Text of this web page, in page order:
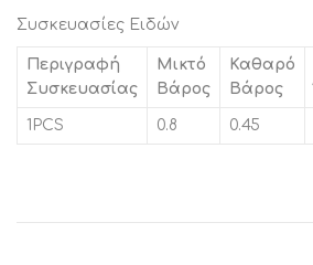
Συσκευασίες Ειδών
Περιγραφή
Συσκευασίας
Μικτό
Βάρος
Καθαρό
Βάρος
1PCS 0.8 0.45